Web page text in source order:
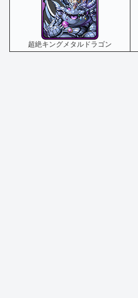
超絶キングメタルドラゴン